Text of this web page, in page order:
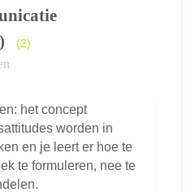
(2)
het concept
worden in
en je leert er hoe te
te formuleren, nee te